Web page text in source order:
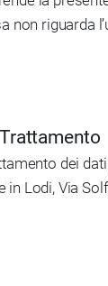
non riguarda
dei
in Lodi, Via